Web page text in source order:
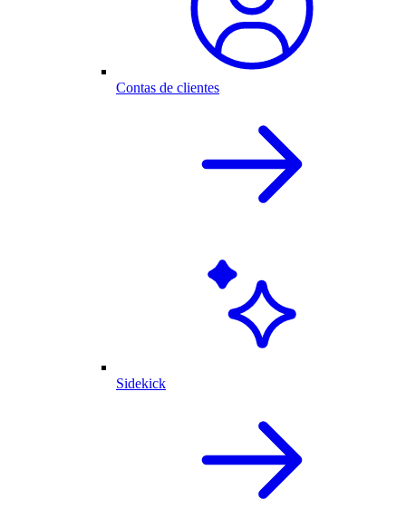
Contas de clientes
Sidekick